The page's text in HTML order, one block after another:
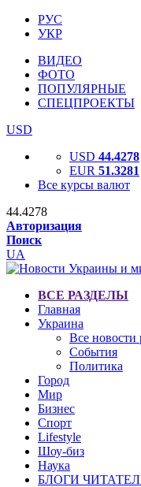
РУС
УКР
ВИДЕО
ФОТО
ПОПУЛЯРНЫЕ
СПЕЦПРОЕКТЫ
USD
USD 44.4278
EUR 51.3281
Все курсы валют
44.4278
Авторизация
Поиск
UA
ВСЕ РАЗДЕЛЫ
Главная
Украина
Все новости
События
Политика
Город
Мир
Бизнес
Спорт
Lifestyle
Шоу-биз
Наука
БЛОГИ